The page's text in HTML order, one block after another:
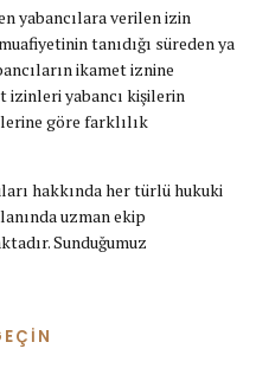
yabancılara verilen izin
tanıdığı süreden ya
ikamet iznine
izinleri yabancı kişilerin
göre farklılık
hakkında her türlü hukuki
uzman ekip
Sunduğumuz